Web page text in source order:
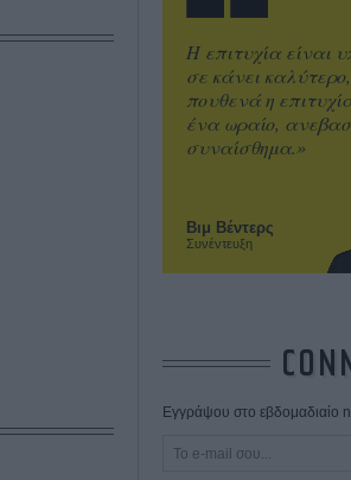
Βιμ Βέντερς
Συνέντευξη
Η επιτυχία είναι
σε κάνει
πουθενά η
ένα ωραίο,
συναίσθημα.»
Εγγράψου στο εβδομαδιαίο